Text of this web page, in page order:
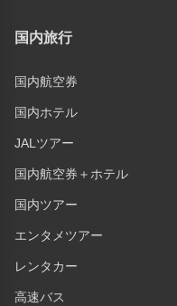
国内旅行
国内航空券
国内ホテル
JALツアー
国内航空券＋ホテル
国内ツアー
エンタメツアー
レンタカー
高速バス